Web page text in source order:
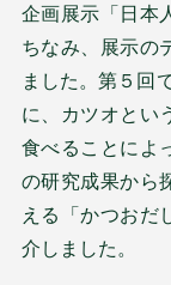
企画展示「日本
ちなみ、展示の
ました。第５回
に、カツオとい
食べることによ
の研究成果から
える「かつおだ
介しました。